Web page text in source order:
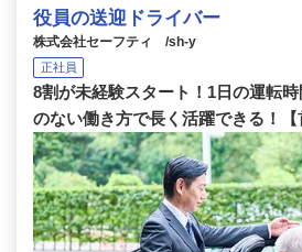
役員の送迎ドライバー
株式会社セーフティ /sh-y
正社員
8割が未経験スタート！1日の運転
のない働き方で長く活躍できる！【